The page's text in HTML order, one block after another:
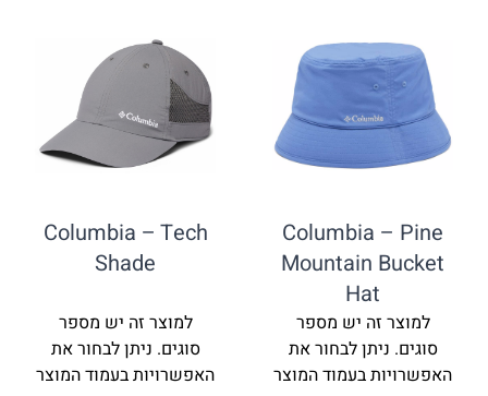
Columbia
Mountain
זה יש מספר
לבחור את
בעמוד המוצר
Columbia – Tech
למוצר זה יש מספר
סוגים. ניתן לבחור את
האפשרויות בעמוד המוצר